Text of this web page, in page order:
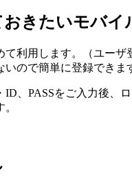
おきたいモバ
て利用します。（ユー
ので簡単に登録できま
ID、PASSをご入力後、